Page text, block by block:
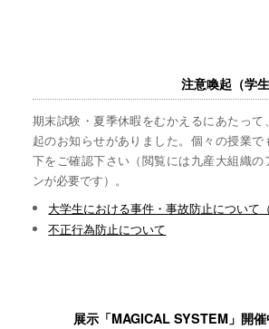
注意喚起（学
期末試験・夏季休暇をむかえるにあたって
起のお知らせがありました。個々の授業で
下をご確認下さい（閲覧には九産大組織の
ンが必要です）。
大学生における事件・事故防止について
不正行為防止について
展示「MAGICAL SYSTEM」開催